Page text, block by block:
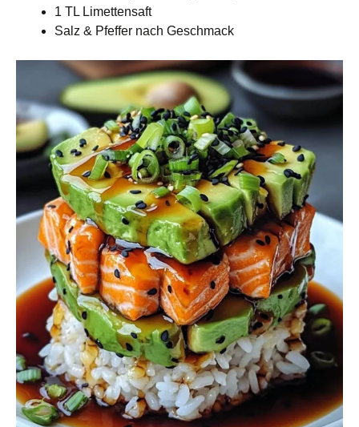
1 TL Limettensaft
Salz & Pfeffer nach Geschmack